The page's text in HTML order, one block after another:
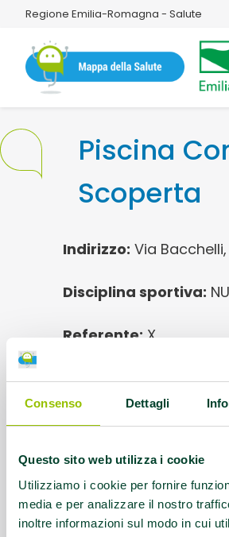
Consenso Dettagli
Questo sito web utilizza i cookie
Utilizziamo i cookie per fornire
media e per analizzare il nostro
inoltre informazioni sul modo in cui
Regione Emilia-Romagna - Salute
Piscina
Scoperta
Indirizzo: Via Bacchelli,
Disciplina sportiva:
Referente: X
Contatti:Tel.
Servizio rivolto a:
di sollevatore per
delle persone disabili,
contattare la strut-
preventivamente